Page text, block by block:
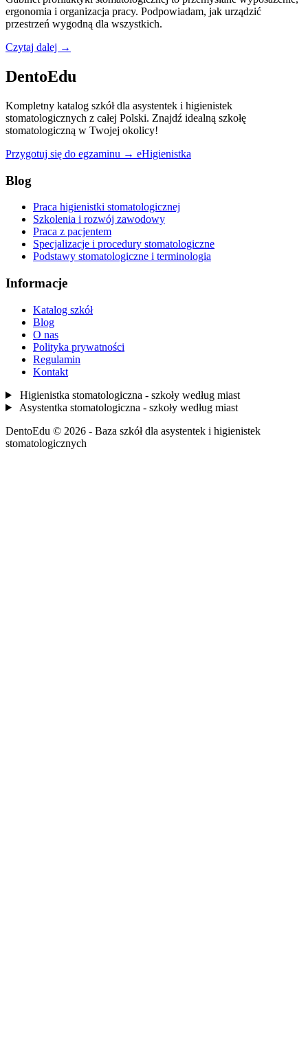
ergonomia i organizacja pracy. Podpowiadam, jak urządzić
przestrzeń wygodną dla wszystkich.
Czytaj dalej →
DentoEdu
Kompletny katalog szkół dla asystentek i higienistek
stomatologicznych z całej Polski. Znajdź idealną szkołę
stomatologiczną w Twojej okolicy!
Przygotuj się do egzaminu → eHigienistka
Blog
Praca higienistki stomatologicznej
Szkolenia i rozwój zawodowy
Praca z pacjentem
Specjalizacje i procedury stomatologiczne
Podstawy stomatologiczne i terminologia
Informacje
Katalog szkół
Blog
O nas
Polityka prywatności
Regulamin
Kontakt
Higienistka stomatologiczna - szkoły według miast
Asystentka stomatologiczna - szkoły według miast
DentoEdu © 2026 - Baza szkół dla asystentek i higienistek
stomatologicznych